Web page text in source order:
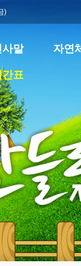
)
사말 자연
간표